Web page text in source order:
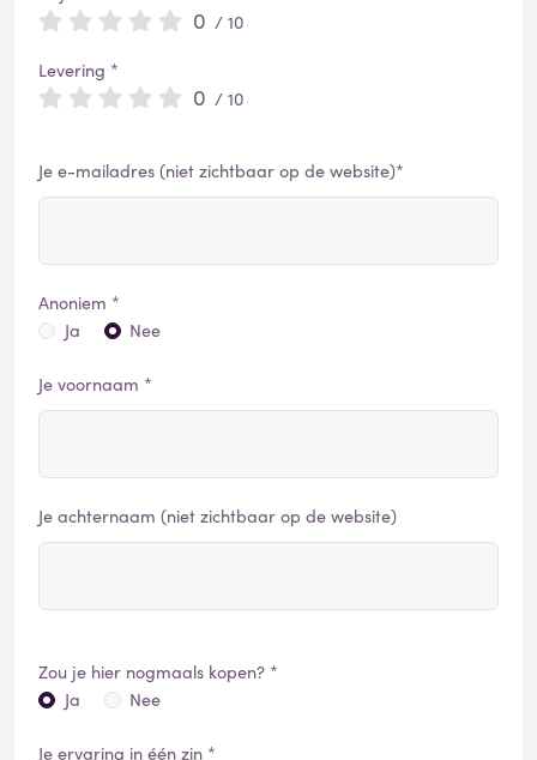
0 / 10
Levering *
0 / 10
Je e-mailadres (niet zichtbaar op de website)*
Anoniem *
Ja
Nee
Je voornaam *
Je achternaam (niet zichtbaar op de website)
Zou je hier nogmaals kopen? *
Ja
Nee
Je ervaring in één zin *